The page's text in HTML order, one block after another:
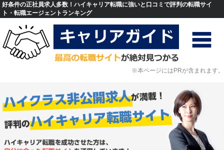
好条件の正社員求人多数！ハイキャリア転職に強いと口コミで評判の転職サイ
ト・転職エージェントランキング
※本ページにはPRが含まれます。